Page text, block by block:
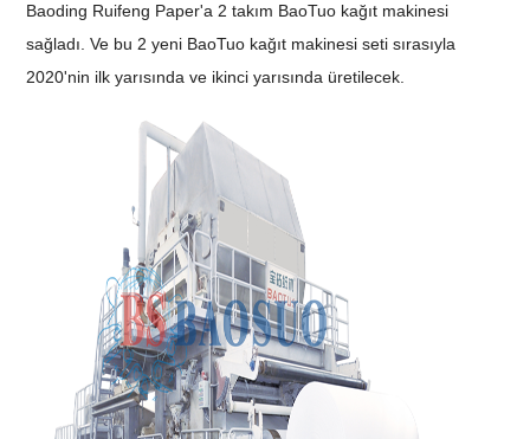
Baoding Ruifeng Paper'a 2 takım BaoTuo kağıt makinesi
sağladı. Ve bu 2 yeni BaoTuo kağıt makinesi seti sırasıyla
2020'nin ilk yarısında ve ikinci yarısında üretilecek.